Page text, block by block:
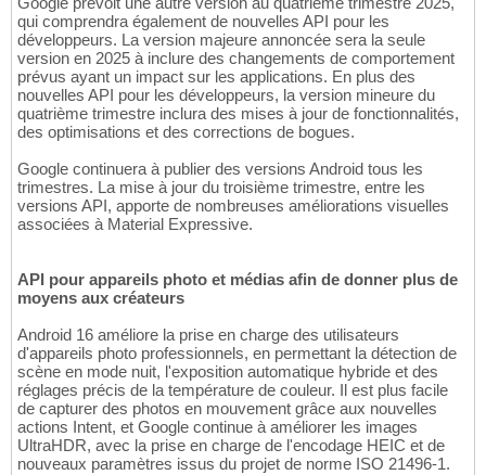
qui comprendra également de nouvelles API pour les
développeurs. La version majeure annoncée sera la seule
version en 2025 à inclure des changements de comportement
prévus ayant un impact sur les applications. En plus des
nouvelles API pour les développeurs, la version mineure du
quatrième trimestre inclura des mises à jour de fonctionnalités,
des optimisations et des corrections de bogues.
Google continuera à publier des versions Android tous les
trimestres. La mise à jour du troisième trimestre, entre les
versions API, apporte de nombreuses améliorations visuelles
associées à Material Expressive.
API pour appareils photo et médias afin de donner plus de
moyens aux créateurs
Android 16 améliore la prise en charge des utilisateurs
d'appareils photo professionnels, en permettant la détection de
scène en mode nuit, l'exposition automatique hybride et des
réglages précis de la température de couleur. Il est plus facile
de capturer des photos en mouvement grâce aux nouvelles
actions Intent, et Google continue à améliorer les images
UltraHDR, avec la prise en charge de l'encodage HEIC et de
nouveaux paramètres issus du projet de norme ISO 21496-1.